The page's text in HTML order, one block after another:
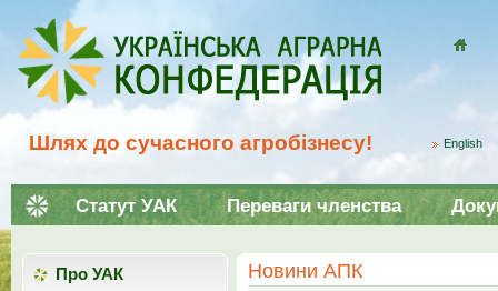
Шлях до сучасного агробізнесу! English
Статут УАК Переваги членства
Новини АПК
Про УАК